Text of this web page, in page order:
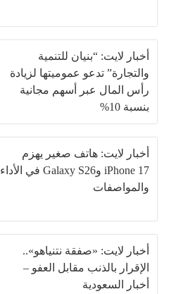
أخبار لايت: “بنيان للتنمية
والتجارة” تدعو عموميتها لزيادة
رأس المال عبر أسهم مجانية
بنسبة 10%
أخبار لايت: هاتف صغير يهزم
iPhone 17 وGalaxy S26 في الأداء
والمواصفات
أخبار لايت: «صفقة نتنياهو»..
الإقرار بالذنب مقابل العفو –
أخبار السعودية